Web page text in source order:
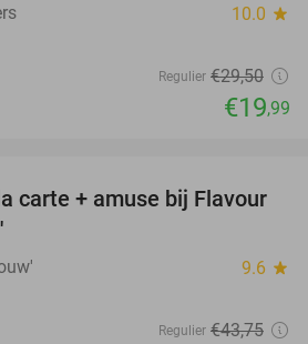
10.0 star
Regulier €29,50
€19,99
38%
carte + amuse bij Flavour
9.6 star
Regulier €43,75